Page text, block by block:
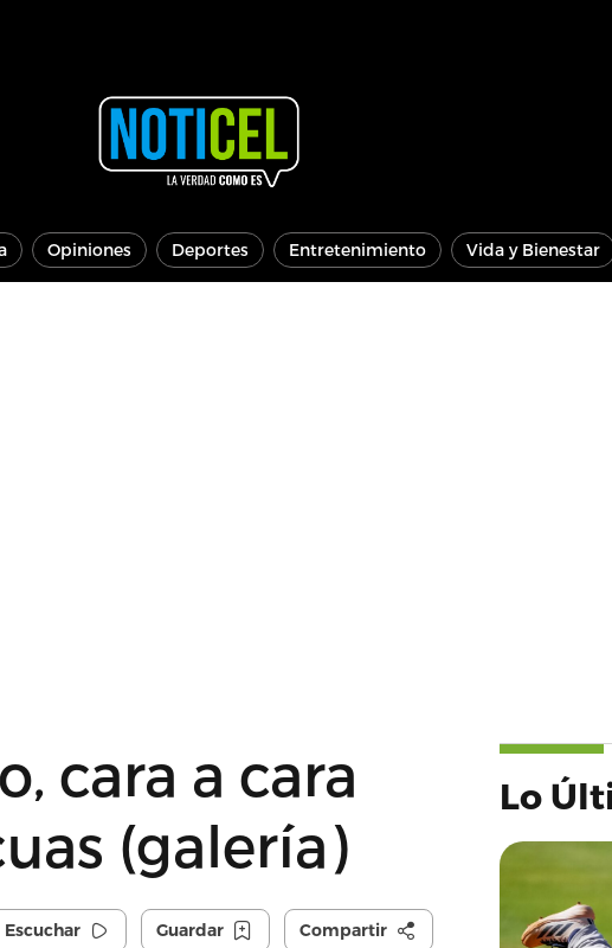
Opiniones Deportes Entretenimiento Vida y Bienestar
cara a cara
(galería)
Escuchar Guardar Compartir
Lo